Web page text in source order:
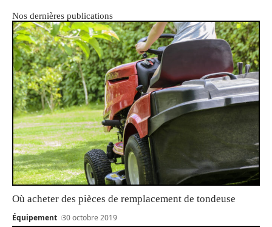
Nos dernières publications
Où acheter des pièces de remplacement de tondeuse
Équipement 30 octobre 2019